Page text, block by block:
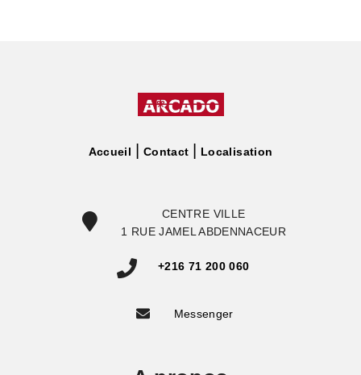
Accueil Contact Localisation
CENTRE VILLE
1 RUE JAMEL ABDENNACEUR
+216 71 200 060
Messenger